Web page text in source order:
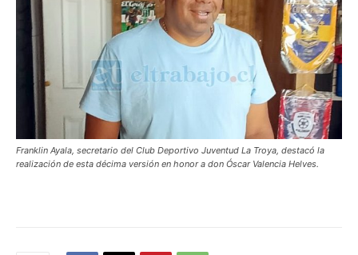
Franklin Ayala, secretario del Club Deportivo Juventud La Troya, destacó la
realización de esta décima versión en honor a don Óscar Valencia Helves.